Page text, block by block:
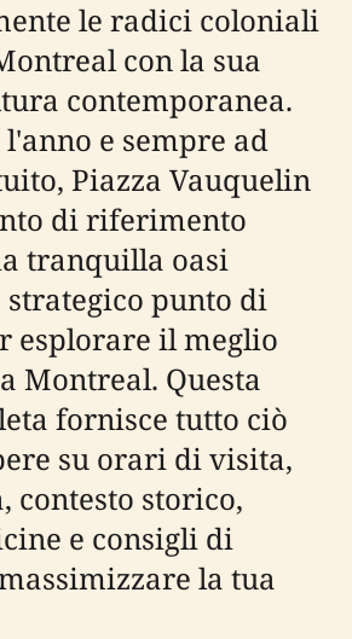
le radici coloniali
con la sua
contemporanea.
e sempre ad
Piazza Vauquelin
di riferimento
tranquilla oasi
punto di
esplorare il meglio
Montreal. Questa
fornisce tutto ciò
su orari di visita,
contesto storico,
e consigli di
la tua